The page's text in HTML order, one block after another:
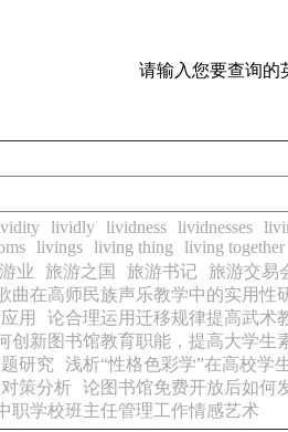
请输入您要查询的
lividly lividness lividnesses
livings living thing living together
业 旅游之国 旅游书记 旅游交易
曲在高师民族声乐教学中的实用性
用
论合理运用迁移规律提高武术
创新图书馆教育职能，提高大学生
研究
浅析“性格色彩学”在高校学
策分析 论图书馆免费开放后如何
职学校班主任管理工作情感艺术